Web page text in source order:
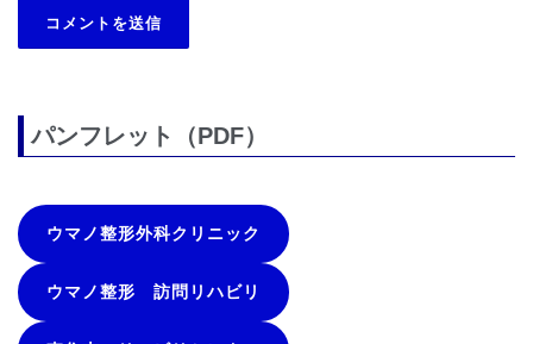
パンフレット（PDF）
ウマノ整形外科クリニック
ウマノ整形 訪問リハビリ